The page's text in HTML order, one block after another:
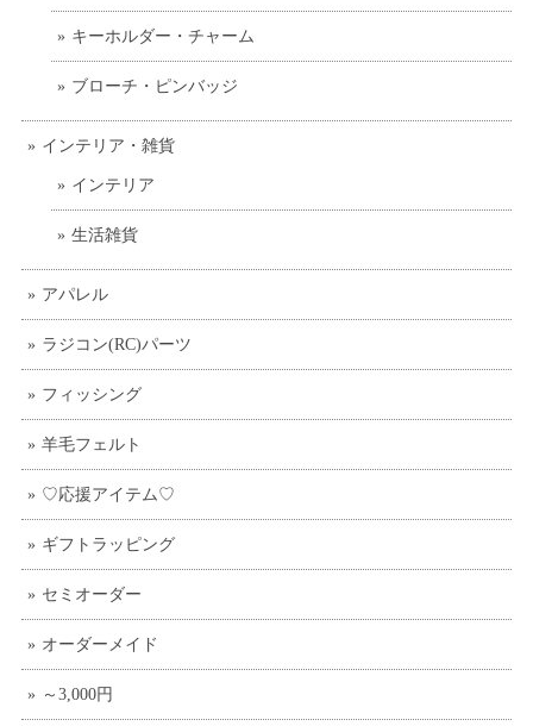
キーホルダー・チャーム
ブローチ・ピンバッジ
インテリア・雑貨
インテリア
生活雑貨
アパレル
ラジコン(RC)パーツ
フィッシング
羊毛フェルト
♡応援アイテム♡
ギフトラッピング
セミオーダー
オーダーメイド
～3,000円